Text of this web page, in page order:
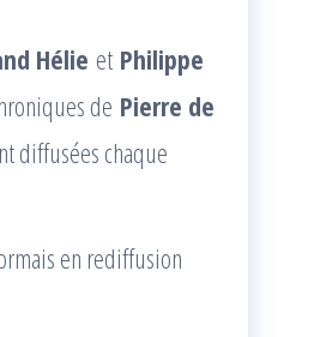
Hélie et Philippe
de Pierre de
diffusées chaque
en rediffusion